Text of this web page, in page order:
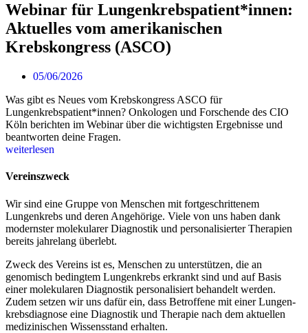
Webinar für Lungenkrebspatient*innen:
Aktuelles vom amerikanischen
Krebskongress (ASCO)
05/06/2026
Was gibt es Neues vom Krebskongress ASCO für
Lungenkrebspatient*innen? Onkologen und Forschende des CIO
Köln berichten im Webinar über die wichtigsten Ergebnisse und
beantworten deine Fragen.
weiterlesen
Vereinszweck
Wir sind eine Gruppe von Menschen mit fort­geschrittenem
Lungenkrebs und deren Angehörige. Viele von uns haben dank
modernster molekularer Diagnostik und personalisierter Therapien
bereits jahrelang überlebt.
Zweck des Vereins ist es, Menschen zu unterstützen, die an
genomisch bedingtem Lungenkrebs erkrankt sind und auf Basis
einer molekularen Diagnostik personalisiert behandelt werden.
Zudem setzen wir uns dafür ein, dass Betroffene mit einer Lungen­
krebsdiagnose eine Diagnostik und Therapie nach dem aktuellen
medizinischen Wissensstand erhalten.